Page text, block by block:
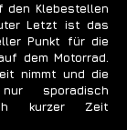
den Klebestellen
Letzt ist das
Punkt für die
dem Motorrad.
nimmt und die
sporadisch
kurzer Zeit